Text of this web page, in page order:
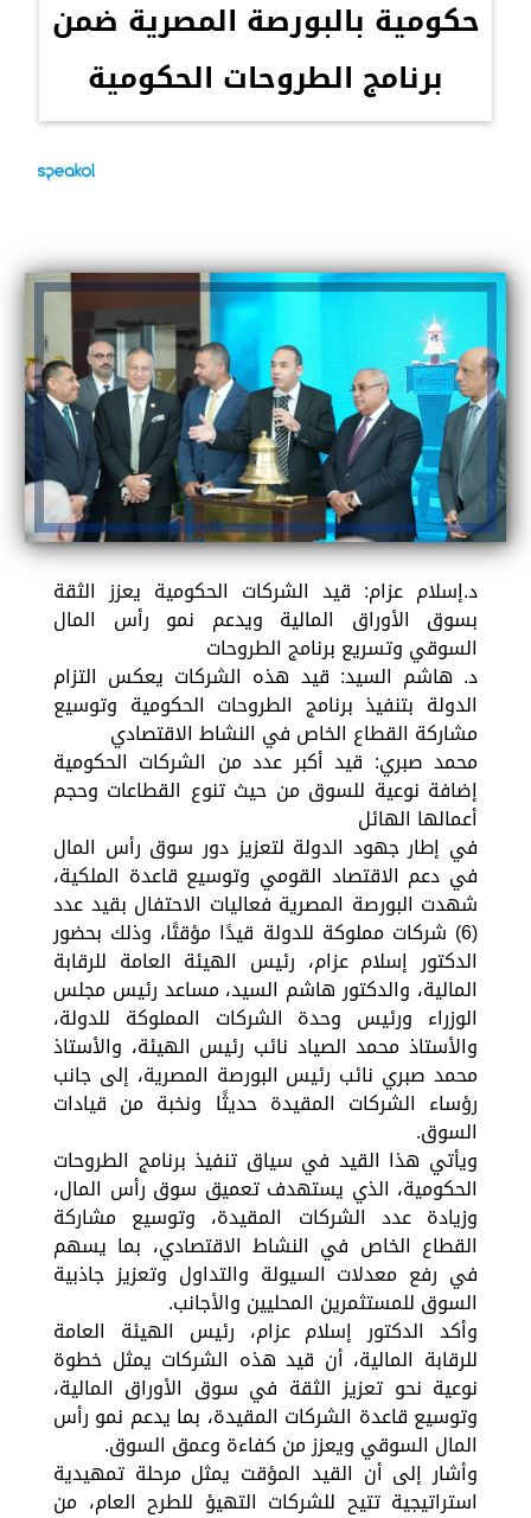
حكومية بالبورصة المصرية ضمن
برنامج الطروحات الحكومية
د.إسلام عزام: قيد الشركات الحكومية يعزز الثقة
بسوق الأوراق المالية ويدعم نمو رأس المال
السوقي وتسريع برنامج الطروحات
د. هاشم السيد: قيد هذه الشركات يعكس التزام
الدولة بتنفيذ برنامج الطروحات الحكومية وتوسيع
مشاركة القطاع الخاص في النشاط الاقتصادي
محمد صبري: قيد أكبر عدد من الشركات الحكومية
إضافة نوعية للسوق من حيث تنوع القطاعات وحجم
أعمالها الهائل
في إطار جهود الدولة لتعزيز دور سوق رأس المال
في دعم الاقتصاد القومي وتوسيع قاعدة الملكية،
شهدت البورصة المصرية فعاليات الاحتفال بقيد عدد
(6) شركات مملوكة للدولة قيدًا مؤقتًا، وذلك بحضور
الدكتور إسلام عزام، رئيس الهيئة العامة للرقابة
المالية، والدكتور هاشم السيد، مساعد رئيس مجلس
الوزراء ورئيس وحدة الشركات المملوكة للدولة،
والأستاذ محمد الصياد نائب رئيس الهيئة، والأستاذ
محمد صبري نائب رئيس البورصة المصرية، إلى جانب
رؤساء الشركات المقيدة حديثًا ونخبة من قيادات
السوق.
ويأتي هذا القيد في سياق تنفيذ برنامج الطروحات
الحكومية، الذي يستهدف تعميق سوق رأس المال،
وزيادة عدد الشركات المقيدة، وتوسيع مشاركة
القطاع الخاص في النشاط الاقتصادي، بما يسهم
في رفع معدلات السيولة والتداول وتعزيز جاذبية
السوق للمستثمرين المحليين والأجانب.
وأكد الدكتور إسلام عزام، رئيس الهيئة العامة
للرقابة المالية، أن قيد هذه الشركات يمثل خطوة
نوعية نحو تعزيز الثقة في سوق الأوراق المالية،
وتوسيع قاعدة الشركات المقيدة، بما يدعم نمو رأس
المال السوقي ويعزز من كفاءة وعمق السوق.
وأشار إلى أن القيد المؤقت يمثل مرحلة تمهيدية
استراتيجية تتيح للشركات التهيؤ للطرح العام، من